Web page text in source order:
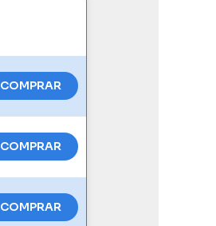
COMPRAR
COMPRAR
COMPRAR